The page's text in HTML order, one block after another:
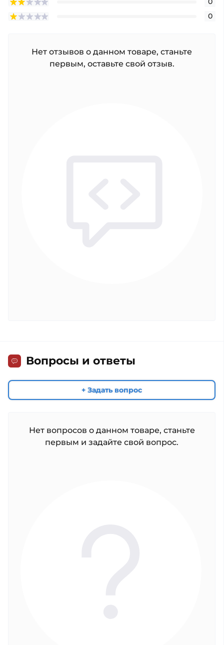
0
Нет отзывов о данном товаре, станьте
первым, оставьте свой отзыв.
Вопросы и ответы
+ Задать вопрос
Нет вопросов о данном товаре, станьте
первым и задайте свой вопрос.